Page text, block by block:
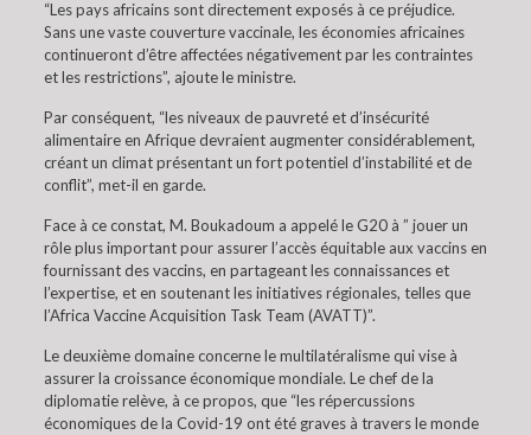
“Les pays africains sont directement exposés à ce préjudice.
Sans une vaste couverture vaccinale, les économies africaines
continueront d’être affectées négativement par les contraintes
et les restrictions”, ajoute le ministre.
Par conséquent, “les niveaux de pauvreté et d’insécurité
alimentaire en Afrique devraient augmenter considérablement,
créant un climat présentant un fort potentiel d’instabilité et de
conflit”, met-il en garde.
Face à ce constat, M. Boukadoum a appelé le G20 à ” jouer un
rôle plus important pour assurer l’accès équitable aux vaccins en
fournissant des vaccins, en partageant les connaissances et
l’expertise, et en soutenant les initiatives régionales, telles que
l’Africa Vaccine Acquisition Task Team (AVATT)”.
Le deuxième domaine concerne le multilatéralisme qui vise à
assurer la croissance économique mondiale. Le chef de la
diplomatie relève, à ce propos, que “les répercussions
économiques de la Covid-19 ont été graves à travers le monde